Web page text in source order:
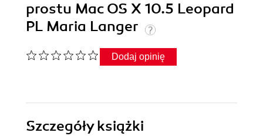
prostu Mac OS X 10.5 Leopard
PL Maria Langer
Dodaj opinię
Szczegółyksiążki